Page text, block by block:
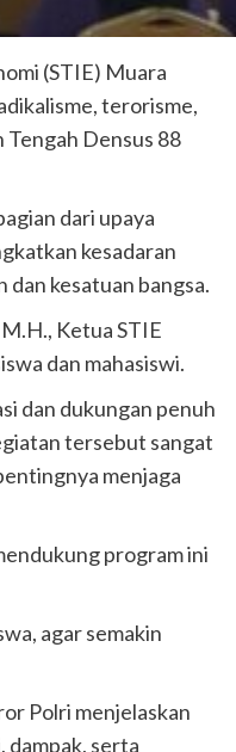
(STIE) Muara
terorisme,
Tengah Densus 88
dari upaya
kesadaran
dan kesatuan bangsa.
Ketua STIE
dan mahasiswi.
dan dukungan penuh
tersebut sangat
menjaga
program ini
agar semakin
Polri menjelaskan
dampak, serta